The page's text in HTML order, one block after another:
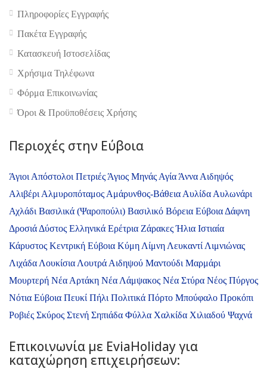
Πληροφορίες Εγγραφής
Πακέτα Εγγραφής
Κατασκευή Ιστοσελίδας
Χρήσιμα Τηλέφωνα
Φόρμα Επικοινωνίας
Όροι & Προϋποθέσεις Xρήσης
Περιοχές στην Εύβοια
Άγιοι Απόστολοι Πετριές Άγιος Μηνάς Αγία Άννα Αιδηψός
Αλιβέρι Αλμυροπόταμος Αμάρυνθος-Βάθεια Αυλίδα Αυλωνάρι
Αχλάδι Βασιλικά (Ψαροπούλι) Βασιλικό Βόρεια Εύβοια Δάφνη
Δροσιά Δύστος Ελληνικά Ερέτρια ΖάρακεςΉλια Ιστιαία
Κάρυστος Κεντρική Εύβοια Κύμη Λίμνη Λευκαντί Λιμνιώνας
Λιχάδα Λουκίσια Λουτρά Αιδηψού Μαντούδι Μαρμάρι
Μουρτερή Νέα Αρτάκη Νέα Λάμψακος Νέα Στύρα Νέος Πύργος
Νότια Εύβοια Πευκί Πήλι Πολιτικά Πόρτο Μπούφαλο Προκόπι
Ροβιές Σκύρος Στενή Σηπιάδα Φύλλα Χαλκίδα Χιλιαδού Ψαχνά
Επικοινωνία με ΕviaHoliday για
καταχώρηση επιχειρήσεων: